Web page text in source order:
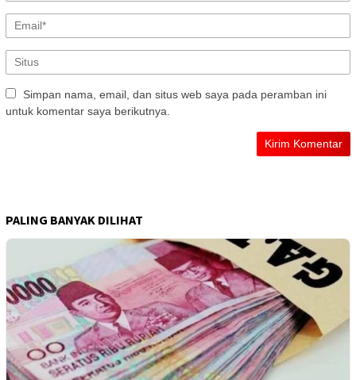
Simpan nama, email, dan situs web saya pada peramban ini
untuk komentar saya berikutnya.
PALING BANYAK DILIHAT